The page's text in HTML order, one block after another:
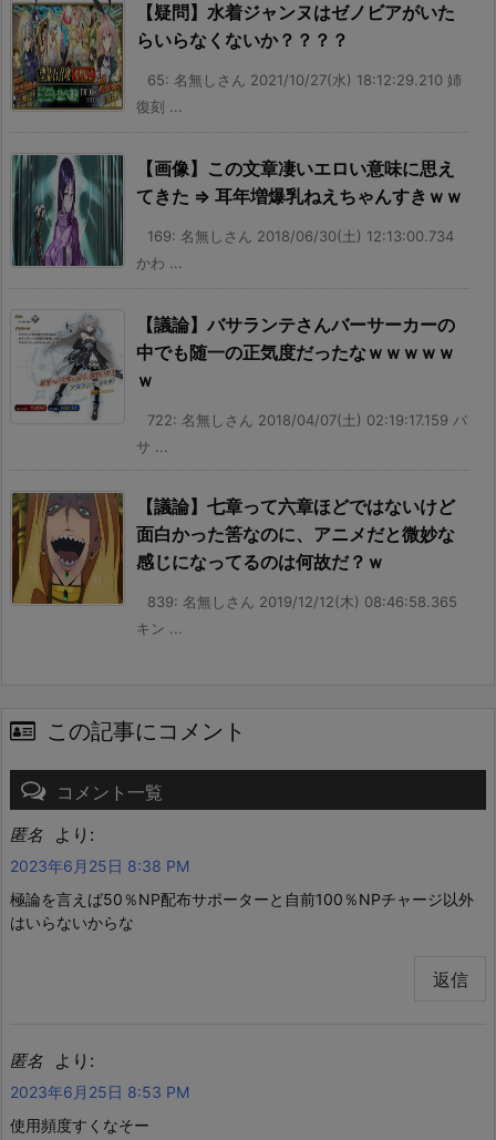
【疑問】水着ジャンヌはゼノビアがいた
らいらなくないか？？？？
65: 名無しさん 2021/10/27(水) 18:12:29.210 姉
復刻 ...
【画像】この文章凄いエロい意味に思え
てきた ⇒ 耳年増爆乳ねえちゃんすきｗｗ
169: 名無しさん 2018/06/30(土) 12:13:00.734
かわ ...
【議論】バサランテさんバーサーカーの
中でも随一の正気度だったなｗｗｗｗｗ
ｗ
722: 名無しさん 2018/04/07(土) 02:19:17.159 バ
サ ...
【議論】七章って六章ほどではないけど
面白かった筈なのに、アニメだと微妙な
感じになってるのは何故だ？ｗ
839: 名無しさん 2019/12/12(木) 08:46:58.365
キン ...
この記事にコメント
コメント一覧
匿名 より:
2023年6月25日 8:38 PM
極論を言えば50％NP配布サポーターと自前100％NPチャージ以外
はいらないからな
返信
匿名 より:
2023年6月25日 8:53 PM
使用頻度すくなそー